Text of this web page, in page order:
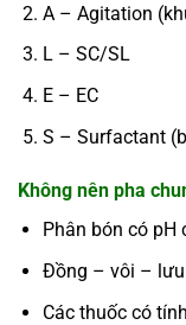
A – Agitation
L – SC/SL
E – EC
S – Surfactant
Không nên pha
Phân bón có pH
Đồng – vôi –
Các thuốc có